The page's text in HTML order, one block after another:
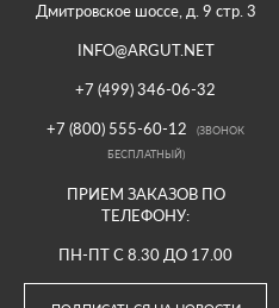
Дмитровское шоссе, д. 9 стр. 3
INFO@ARGUT.NET
+7 (499) 346-06-32
+7 (800) 555-60-12
(ЗВОНОК
БЕСПЛАТНЫЙ)
ПРИЕМ ЗАКАЗОВ ПО
ТЕЛЕФОНУ:
ПН-ПТ С 8.30 ДО 17.00